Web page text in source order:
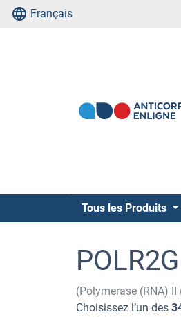
Français
Tous les Produits
(Polymerase (RNA)
Choisissez l’un des